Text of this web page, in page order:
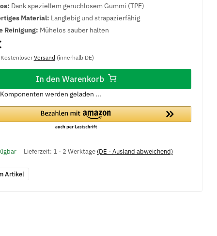
Dank speziellem geruchlosem Gummi (TPE)
Material: Langlebig und strapazierfähig
Reinigung: Mühelos sauber halten
KostenloserVersand (innerhalb DE)
In den Warenkorb
Komponenten werden geladen ...
Lieferzeit: 1 - 2 Werktage (DE - Ausland abweichend)
Artikel